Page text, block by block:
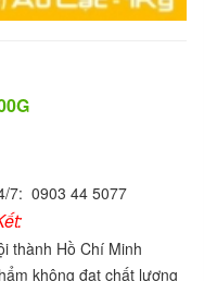
7: 0903 44 5077
thành Hồ Chí Minh
không đạt chất lượng